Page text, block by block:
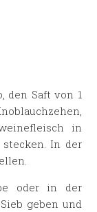
den Saft von 1
in
In der
oder in der
geben und